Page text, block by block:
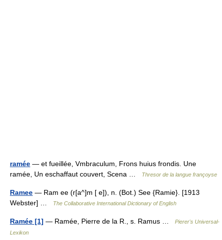
ramée — et fueillée, Vmbraculum, Frons huius frondis. Une
ramée, Un eschaffaut couvert, Scena …
Thresor de la langue françoyse
Ramee — Ram ee (r[a^]m [ e]), n. (Bot.) See {Ramie}. [1913
Webster] …
The Collaborative International Dictionary of English
Ramée [1] — Ramée, Pierre de la R., s. Ramus …
Pierer's Universal-
Lexikon